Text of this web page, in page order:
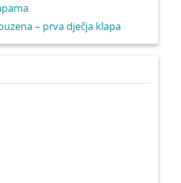
– prva dječja klapa